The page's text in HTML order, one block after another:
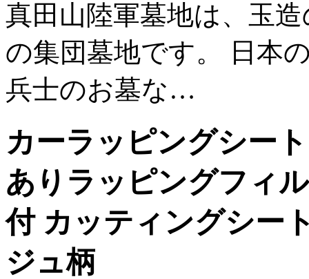
真田山陸軍墓地は、玉
の集団墓地です。 日本
兵士のお墓な…
カーラッピングシー
ありラッピングフィ
付 カッティングシー
ジュ柄